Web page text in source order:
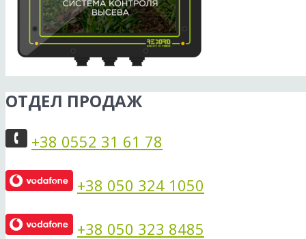
ОТДЕЛ ПРОДАЖ
+38 0552 31 61 78
+38 050 324 1050
+38 050 323 8485